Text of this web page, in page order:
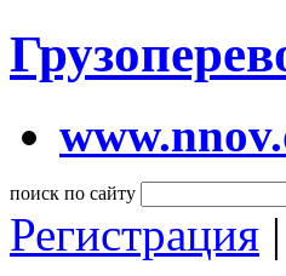
поиск по сайту
Регистрация |